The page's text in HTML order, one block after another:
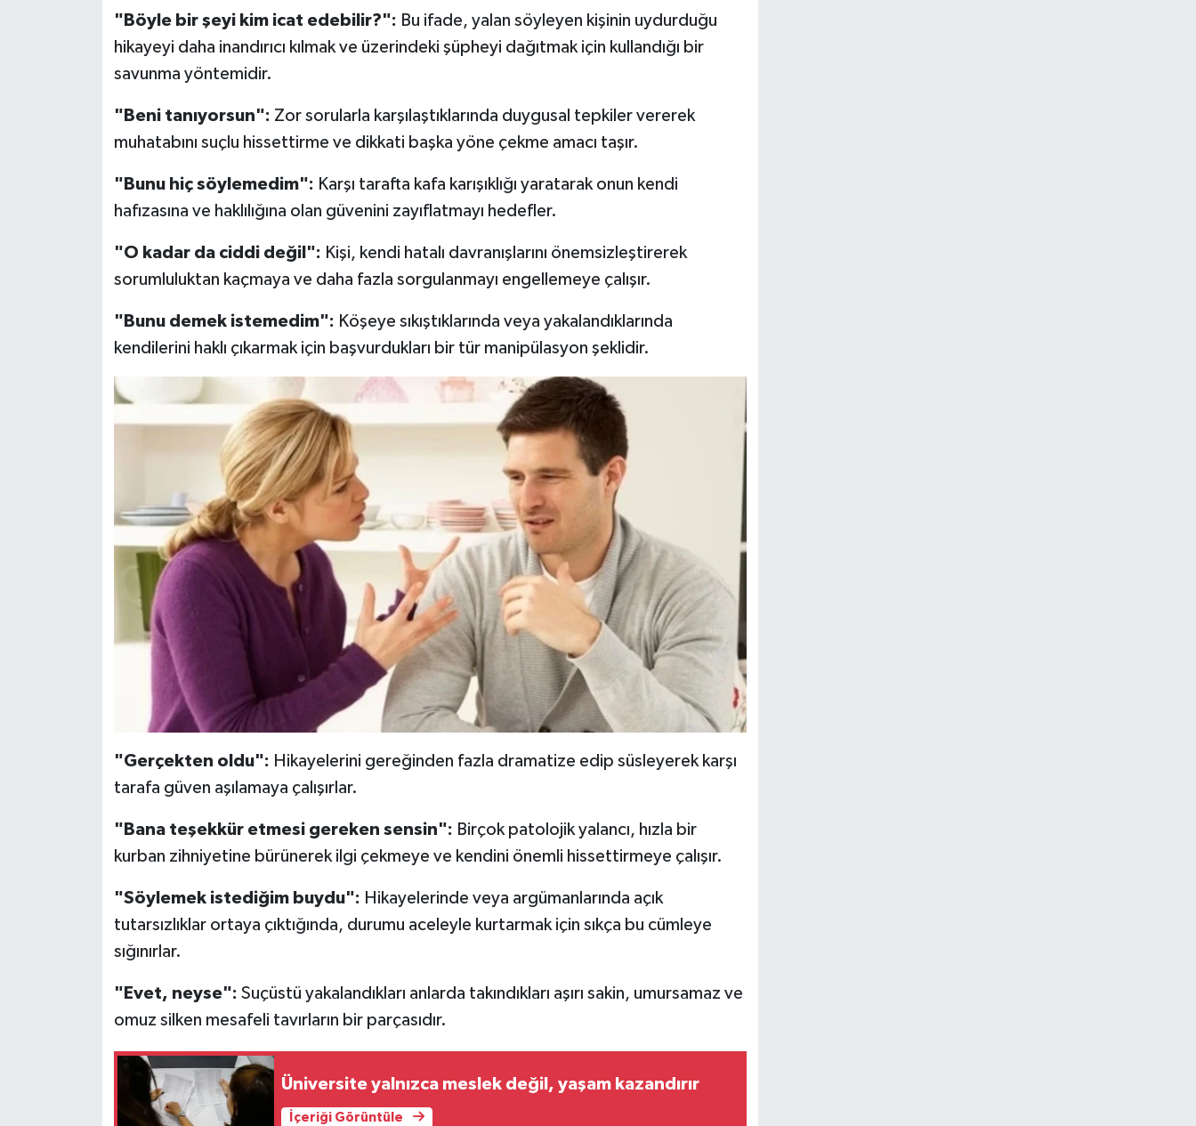
"Böyle bir şeyi kim icat edebilir?": Bu ifade, yalan söyleyen kişinin uydurduğu
hikayeyi daha inandırıcı kılmak ve üzerindeki şüpheyi dağıtmak için kullandığı bir
savunma yöntemidir.
"Beni tanıyorsun": Zor sorularla karşılaştıklarında duygusal tepkiler vererek
muhatabını suçlu hissettirme ve dikkati başka yöne çekme amacı taşır.
"Bunu hiç söylemedim": Karşı tarafta kafa karışıklığı yaratarak onun kendi
hafızasına ve haklılığına olan güvenini zayıflatmayı hedefler.
"O kadar da ciddi değil": Kişi, kendi hatalı davranışlarını önemsizleştirerek
sorumluluktan kaçmaya ve daha fazla sorgulanmayı engellemeye çalışır.
"Bunu demek istemedim": Köşeye sıkıştıklarında veya yakalandıklarında
kendilerini haklı çıkarmak için başvurdukları bir tür manipülasyon şeklidir.
"Gerçekten oldu": Hikayelerini gereğinden fazla dramatize edip süsleyerek karşı
tarafa güven aşılamaya çalışırlar.
"Bana teşekkür etmesi gereken sensin": Birçok patolojik yalancı, hızla bir
kurban zihniyetine bürünerek ilgi çekmeye ve kendini önemli hissettirmeye çalışır.
"Söylemek istediğim buydu": Hikayelerinde veya argümanlarında açık
tutarsızlıklar ortaya çıktığında, durumu aceleyle kurtarmak için sıkça bu cümleye
sığınırlar.
"Evet, neyse": Suçüstü yakalandıkları anlarda takındıkları aşırı sakin, umursamaz ve
omuz silken mesafeli tavırların bir parçasıdır.
Üniversite yalnızca meslek değil, yaşam kazandırır
İçeriği Görüntüle
Rüya Tabirleri
Yemek Tarifleri